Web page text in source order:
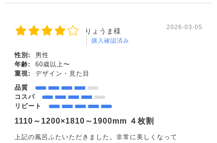
りょうま様
購入確認済み
2026-03-05
性別:
男性
年齢:
60歳以上〜
重視:
デザイン・見た目
品質
コスパ
リピート
1110～1200×1810～1900mm ４枚割
上記の風呂ふたいただきました。非常に美しくなって